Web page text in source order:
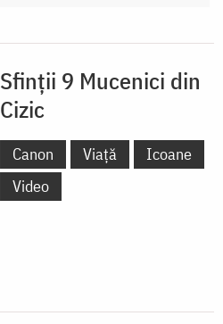
Sfinții 9 Mucenici din
Cizic
Canon Viață
Icoane
Video